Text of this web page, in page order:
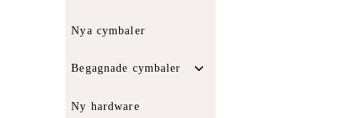
Nya cymbaler
Begagnade cymbaler
Ny hardware